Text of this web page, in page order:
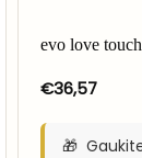
evo love
€36,57